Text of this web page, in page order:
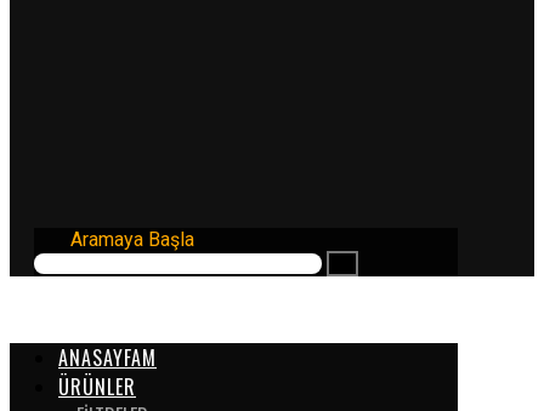
Aramaya Başla
ANASAYFAM
ÜRÜNLER